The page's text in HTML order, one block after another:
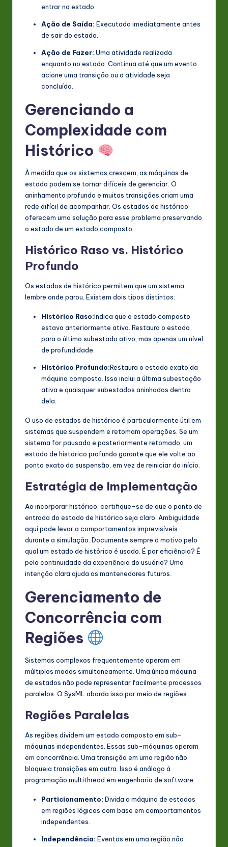
entrar no estado.
Ação de Saída: Executada imediatamente antes
de sair do estado.
Ação de Fazer: Uma atividade realizada
enquanto no estado. Continua até que um evento
acione uma transição ou a atividade seja
concluída.
Gerenciando a
Complexidade com
Histórico
À medida que os sistemas crescem, as máquinas de
estado podem se tornar difíceis de gerenciar. O
aninhamento profundo e muitas transições criam uma
rede difícil de acompanhar. Os estados de histórico
oferecem uma solução para esse problema preservando
o estado de um estado composto.
Histórico Raso vs. Histórico
Profundo
Os estados de histórico permitem que um sistema
lembre onde parou. Existem dois tipos distintos:
Histórico Raso:Indica que o estado composto
estava anteriormente ativo. Restaura o estado
para o último subestado ativo, mas apenas um nível
de profundidade.
Histórico Profundo:Restaura o estado exato da
máquina composta. Isso inclui a última subestação
ativa e quaisquer subestados aninhados dentro
dela.
O uso de estados de histórico é particularmente útil em
sistemas que suspendem e retomam operações. Se um
sistema for pausado e posteriormente retomado, um
estado de histórico profundo garante que ele volte ao
ponto exato da suspensão, em vez de reiniciar do início.
Estratégia de Implementação
Ao incorporar histórico, certifique-se de que o ponto de
entrada do estado de histórico seja claro. Ambiguidade
aqui pode levar a comportamentos imprevisíveis
durante a simulação. Documente sempre o motivo pelo
qual um estado de histórico é usado. É por eficiência? É
pela continuidade da experiência do usuário? Uma
intenção clara ajuda os mantenedores futuros.
Gerenciamento de
Concorrência com
Regiões
Sistemas complexos frequentemente operam em
múltiplos modos simultaneamente. Uma única máquina
de estados não pode representar facilmente processos
paralelos. O SysML aborda isso por meio de regiões.
Regiões Paralelas
As regiões dividem um estado composto em sub-
máquinas independentes. Essas sub-máquinas operam
em concorrência. Uma transição em uma região não
bloqueia transições em outra. Isso é análogo à
programação multithread em engenharia de software.
Particionamento: Divida a máquina de estados
em regiões lógicas com base em comportamentos
independentes.
Independência: Eventos em uma região não